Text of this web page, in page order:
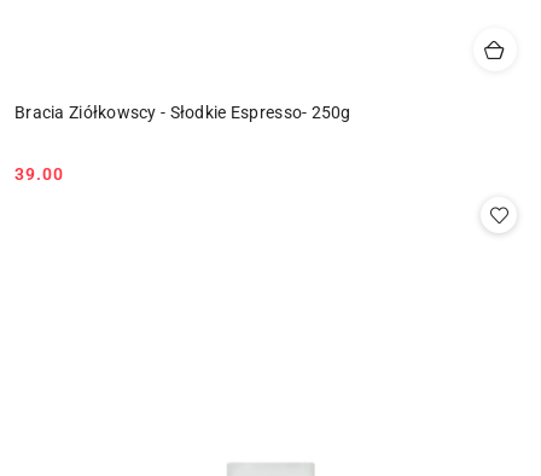
Bracia Ziółkowscy - Słodkie Espresso- 250g
Cena:
39.00